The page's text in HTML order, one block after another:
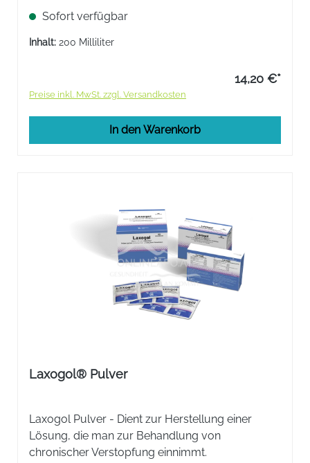
Klärt die Haut und bringt sie wieder ins
Gleichgewicht. Die Haut fühlt sich anschließend
frisch und rein an.
Sofort verfügbar
Inhalt: 200 Milliliter
14,20 €*
Preise inkl. MwSt. zzgl. Versandkosten
In den Warenkorb
Laxogol® Pulver
Laxogol Pulver - Dient zur Herstellung einer
Lösung, die man zur Behandlung von
chronischer Verstopfung einnimmt.